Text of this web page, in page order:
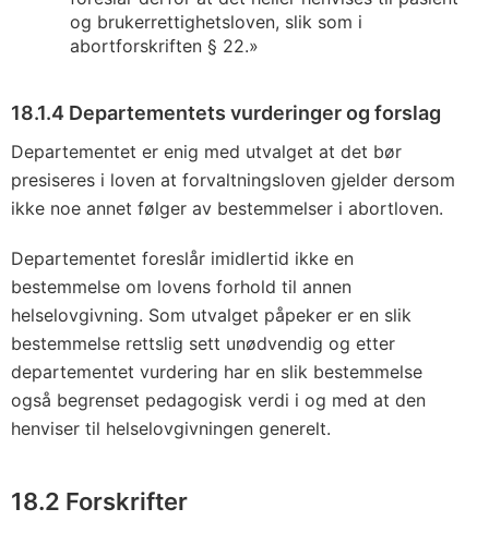
og brukerrettighetsloven, slik som i
abortforskriften § 22.»
18.1.4 Departementets vurderinger og forslag
Departementet er enig med utvalget at det bør
presiseres i loven at forvaltningsloven gjelder dersom
ikke noe annet følger av bestemmelser i abortloven.
Departementet foreslår imidlertid ikke en
bestemmelse om lovens forhold til annen
helselovgivning. Som utvalget påpeker er en slik
bestemmelse rettslig sett unødvendig og etter
departementet vurdering har en slik bestemmelse
også begrenset pedagogisk verdi i og med at den
henviser til helselovgivningen generelt.
18.2 Forskrifter